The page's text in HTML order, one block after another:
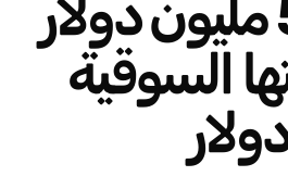
تجمع 50 مليون دولار
السوقية